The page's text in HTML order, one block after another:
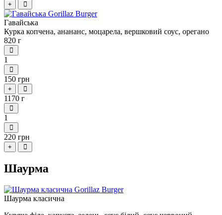
+
Гавайська
Курка копчена, анананс, моцарела, вершковий соус, орегано
820 г
1
150 грн
+
1170 г
1
220 грн
+
Шаурма
Шаурма класична